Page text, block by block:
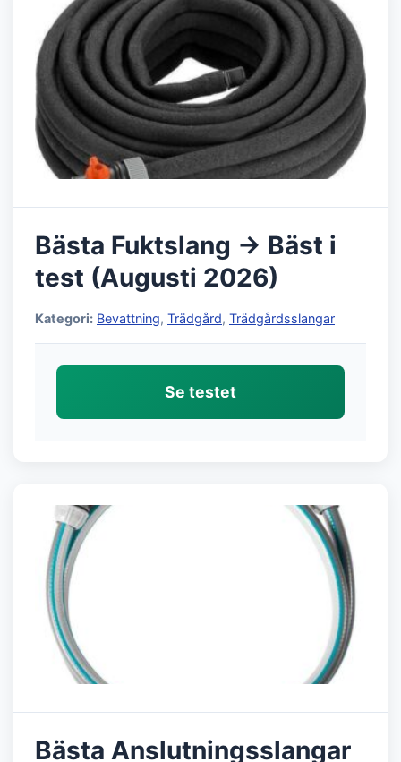
Bästa Fuktslang → Bäst i
test (Augusti 2026)
Kategori: Bevattning, Trädgård, Trädgårdsslangar
Se testet
Bästa Anslutningsslangar